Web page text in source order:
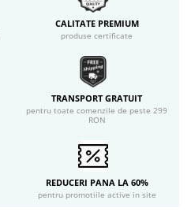
CALITATE PREMIUM
produse certificate
TRANSPORT GRATUIT
pentru toate comenzile de peste 299
RON
REDUCERI PANA LA 60%
pentru promotiile active in site